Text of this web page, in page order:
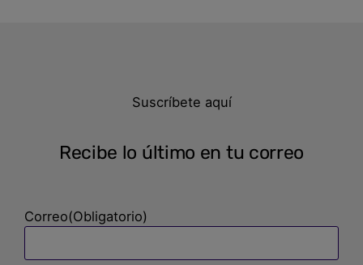
Suscríbete aquí
Recibe lo último en tu correo
Correo(Obligatorio)